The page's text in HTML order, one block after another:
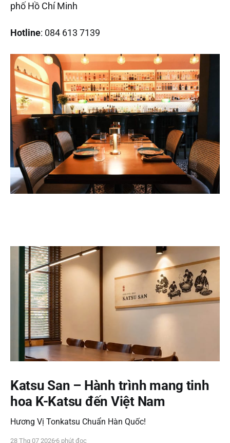
phố Hồ Chí Minh
Hotline: 084 613 7139
Katsu San – Hành trình mang tinh
hoa K-Katsu đến Việt Nam
Hương Vị Tonkatsu Chuẩn Hàn Quốc!
28 Thg 07 2026 6 phút đọc